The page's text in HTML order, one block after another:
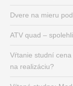
Dvere na mieru
ATV quad –
Vŕtanie studní
na realizáciu?